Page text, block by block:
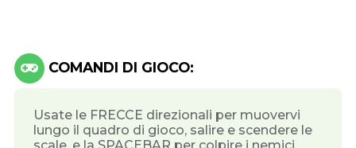
COMANDI DI GIOCO:
Usate le FRECCE direzionali per muovervi
lungo il quadro di gioco, salire e scendere le